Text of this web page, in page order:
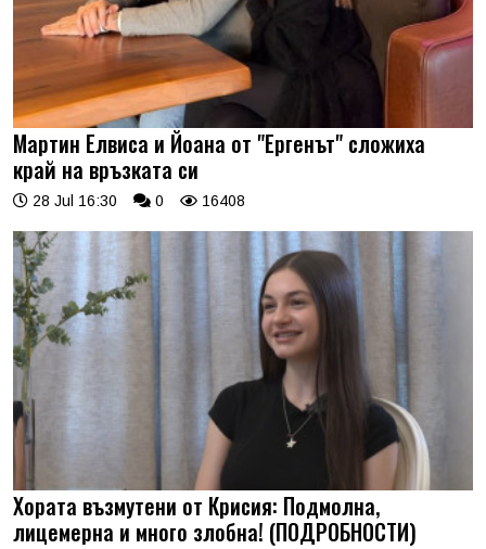
Мартин Елвиса и Йоана от "Ергенът" сложиха
край на връзката си
28 Jul 16:30 0 16408
Хората възмутени от Крисия: Подмолна,
лицемерна и много злобна! (ПОДРОБНОСТИ)